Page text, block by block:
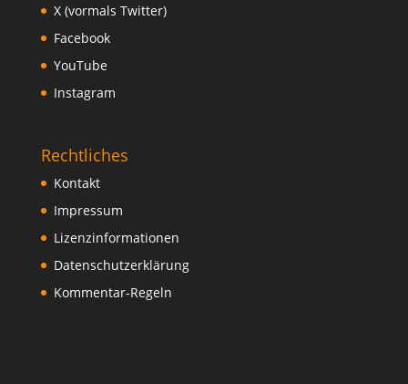
X (vormals Twitter)
Facebook
YouTube
Instagram
Rechtliches
Kontakt
Impressum
Lizenzinformationen
Datenschutzerklärung
Kommentar-Regeln